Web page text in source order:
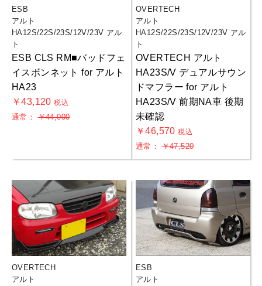
ESB
アルト
HA12S/22S/23S/12V/23V アル
ト
ESB CLS RM■バッドフェ
イスボンネット for アルト
HA23
￥43,120税込
通常：￥44,000
OVERTECH
アルト
HA12S/22S/23S/12V/23V アル
ト
OVERTECH アルト
HA23S/V デュアルサウン
ドマフラー for アルト
HA23S/V 前期NA車 後期
未確認
￥46,570税込
通常：￥47,520
OVERTECH
アルト
ESB
アルト